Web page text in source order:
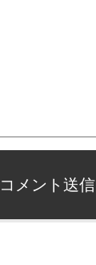
コメント送信